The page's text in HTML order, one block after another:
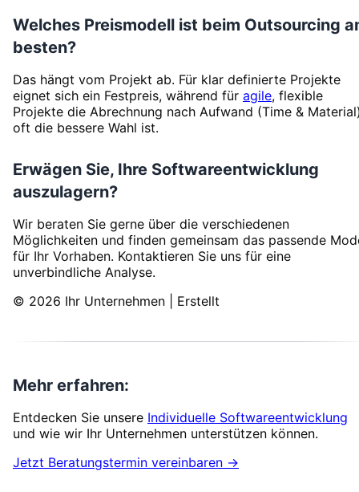
Welches Preismodell ist beim Outsourcing
besten?
Das hängt vom Projekt ab. Für klar definierte Projekte
eignet sich ein Festpreis, während für agile, flexible
Projekte die Abrechnung nach Aufwand (Time &
oft die bessere Wahl ist.
Erwägen Sie, Ihre Softwareentwicklung
auszulagern?
Wir beraten Sie gerne über die verschiedenen
Möglichkeiten und finden gemeinsam das passende
für Ihr Vorhaben. Kontaktieren Sie uns für eine
unverbindliche Analyse.
© 2026 Ihr Unternehmen | Erstellt
Mehr erfahren:
Entdecken Sie unsere Individuelle Softwareentwicklung
und wie wir Ihr Unternehmen unterstützen können.
Jetzt Beratungstermin vereinbaren →